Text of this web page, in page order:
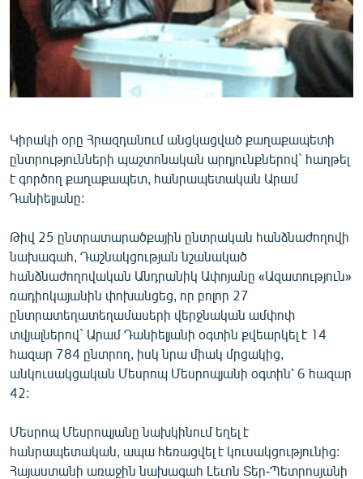
ՄԻՋԱԶԳԱՅԻՆ
ՄՇԱԿՈՒՅԹ
ՄԵԿՆԱԲԱՆՈՒԹՅՈՒՆ
ԿՈՐՈՆԱՎԻՐՈՒՍ
ԱՐԽԻՎ
ԲԱՆԱՎԵՃ
ՁԳՏԵԼՈՎ ԼԱՎԱԳՈՒՅՆԻՆ
ՓՈԴՔԱՍԹ
Հայերեն
English
ՀԵՏԵՎԵՔ ՄԵԶ
Կիրակի օրը Հրազդանում անցկացված քաղաքապետի
ընտրությունների պաշտոնական արդյունքներով` հաղթել
է գործող քաղաքապետ, հանրապետական Արամ
Դանիելյանը:
Թիվ 25 ընտրատարածքային ընտրական հանձնաժողովի
նախագահ, Դաշնակցության նշանակած
հանձնաժողովական Անդրանիկ Ափոյանը «Ազատություն»
ռադիոկայանին փոխանցեց, որ բոլոր 27
ընտրատեղատեղամասերի վերջնական ամփոփ
տվյալներով` Արամ Դանիելյանի օգտին քվեարկել է 14
հազար 784 ընտրող, իսկ նրա միակ մրցակից,
անկուսակցական Մեսրոպ Մեսրոպյանի օգտին՝ 6 հազար
42:
Մեսրոպ Մեսրոպյանը նախկինում եղել է
հանրապետական, ապա հեռացվել է կուսակցությունից:
Հայաստանի առաջին նախագահ Լեւոն Տեր-Պետրոսյանի